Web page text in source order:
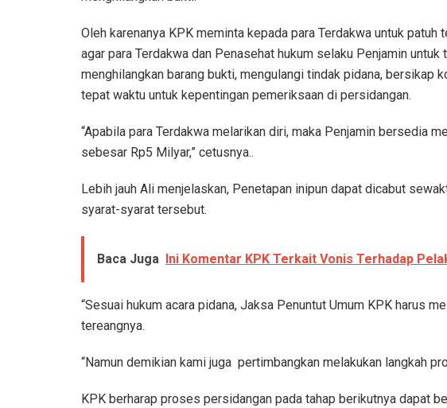
Oleh karenanya KPK meminta kepada para Terdakwa untuk patuh
agar para Terdakwa dan Penasehat hukum selaku Penjamin
menghilangkan barang bukti, mengulangi tindak pidana,
tepat waktu untuk kepentingan pemeriksaan di persidangan.
“Apabila para Terdakwa melarikan diri, maka Penjamin bersedia
sebesar Rp5 Milyar,” cetusnya..
Lebih jauh Ali menjelaskan, Penetapan inipun dapat dicabut
syarat-syarat tersebut.
Baca Juga Ini Komentar KPK Terkait Vonis Terhadap
“Sesuai hukum acara pidana, Jaksa Penuntut Umum KPK harus
tereangnya.
“Namun demikian kami juga pertimbangkan melakukan langkah
KPK berharap proses persidangan pada tahap berikutnya dapat